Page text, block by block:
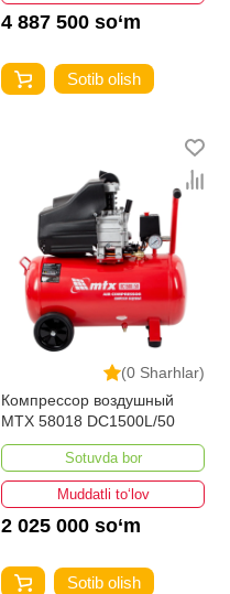
4 887 500 so‘m
Sotib olish
(0 Sharhlar)
Компрессор воздушный
MTX 58018 DC1500L/50
Sotuvda bor
Muddatli to‘lov
2 025 000 so‘m
Sotib olish